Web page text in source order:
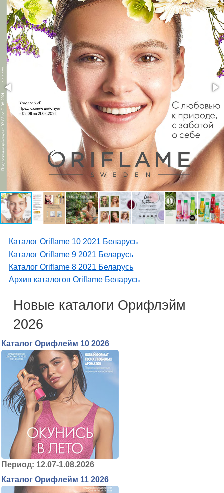
Каталог Oriflame 10 2021 Беларусь
Каталог Oriflame 9 2021 Беларусь
Каталог Oriflame 8 2021 Беларусь
Архив каталогов Oriflame Беларусь
Новые каталоги Орифлэйм
2026
Каталог Орифлейм 10 2026
Период: 12.07-1.08.2026
Каталог Орифлейм 11 2026